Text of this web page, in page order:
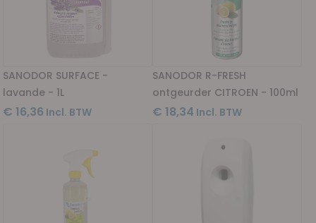
SANODOR SURFACE -
lavande - 1L
€ 16,36
SANODOR R-FRESH
ontgeurder CITROEN - 100ml
€ 18,34